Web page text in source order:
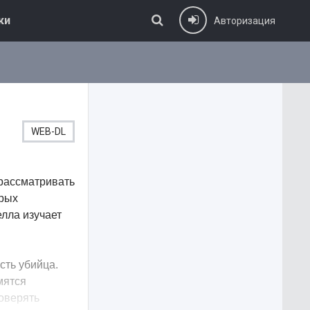
Авторизация
WEB-DL
изучает
убийца.